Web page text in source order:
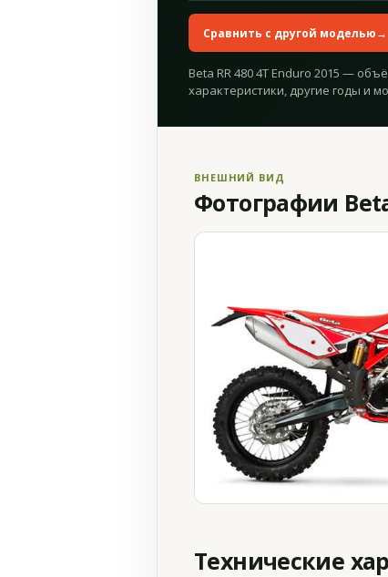
Сравнить с другой моделью→
Beta RR 480 4T Enduro 2015 —
характеристики, другие годы и
ВНЕШНИЙ ВИД
Фотографии
Технические